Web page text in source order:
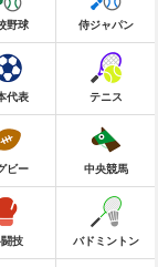
野球 侍ジャパン
代表 テニス
ビー 中央競馬
技 バドミントン